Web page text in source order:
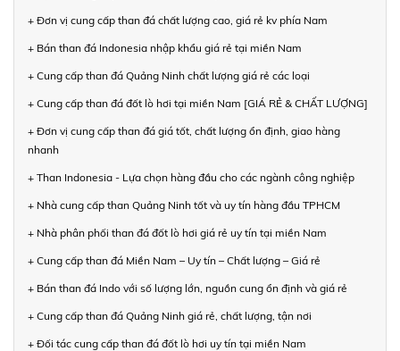
+ Đơn vị cung cấp than đá chất lượng cao, giá rẻ kv phía Nam
+ Bán than đá Indonesia nhập khẩu giá rẻ tại miền Nam
+ Cung cấp than đá Quảng Ninh chất lượng giá rẻ các loại
+ Cung cấp than đá đốt lò hơi tại miền Nam [GIÁ RẺ & CHẤT LƯỢNG]
+ Đơn vị cung cấp than đá giá tốt, chất lượng ổn định, giao hàng
nhanh
+ Than Indonesia - Lựa chọn hàng đầu cho các ngành công nghiệp
+ Nhà cung cấp than Quảng Ninh tốt và uy tín hàng đầu TPHCM
+ Nhà phân phối than đá đốt lò hơi giá rẻ uy tín tại miền Nam
+ Cung cấp than đá Miền Nam – Uy tín – Chất lượng – Giá rẻ
+ Bán than đá Indo với số lượng lớn, nguồn cung ổn định và giá rẻ
+ Cung cấp than đá Quảng Ninh giá rẻ, chất lượng, tận nơi
+ Đối tác cung cấp than đá đốt lò hơi uy tín tại miền Nam